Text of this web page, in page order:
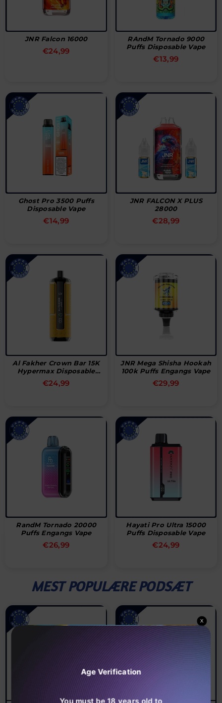
JNR Falcon 16000
Normal
€24,99
RAndM Tornado 9000
Puffs Disposable Vape
Normal
€13,99
Ghost Pro 3500 Puffs
Disposable Vape
Normal
€14,99
JNR FALCON X PLUS
28000
Normal
€28,99
Al Fakher Crown Bar 15K
Hypermax Disposable
Vape
Normal
€24,99
JNR Mega Shisha Hookah
100k Puffs Engangs Vape
Normal
€29,99
RandM Tornado 20000
Puffs Engangs Vape
Normal
€26,99
Hayati Pro Ultra 15000
Puffs Disposable Vape
Normal
€24,99
MEST POPULÆRE PODSÆT
X
Age Verification
You must be 18 years old to